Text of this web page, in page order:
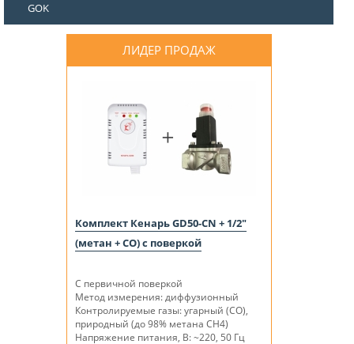
GOK
ЛИДЕР ПРОДАЖ
Комплект Кенарь GD50-CN + 1/2"
(метан + СО) с поверкой
С первичной поверкой
Метод измерения: диффузионный
Контролируемые газы: угарный (СО),
природный (до 98% метана СН4)
Напряжение питания, В: ~220, 50 Гц